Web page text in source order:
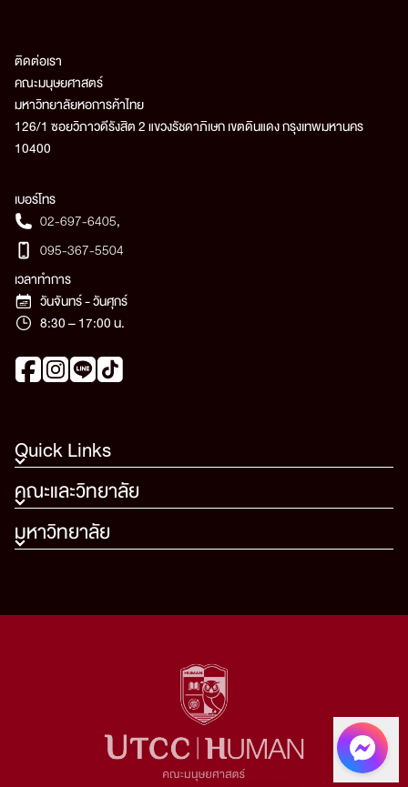
Quick Links
คณะและวิทยาลัย
มหาวิทยาลัย
ติดต่อเรา
คณะมนุษยศาสตร์
มหาวิทยาลัยหอการค้าไทย
126/1 ซอยวิภาวดีรังสิต 2 แขวงรัชดาภิเษก เขตดินแดง กรุงเทพมหานคร
10400
เบอร์โทร
02-697-6405,
095-367-5504
เวลาทำการ
วันจันทร์ - วันศุกร์
8:30 – 17:00 น.